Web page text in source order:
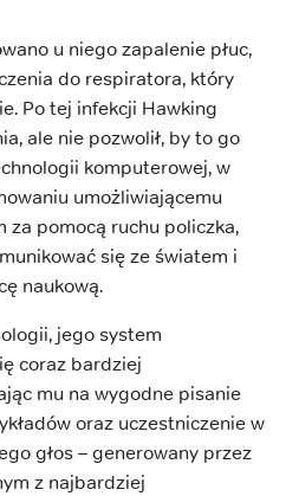
u niego zapalenie płuc,
do respiratora, który
Po tej infekcji Hawking
ale nie pozwolił, by to go
komputerowej, w
umożliwiającemu
za pomocą ruchu policzka,
się ze światem i
naukową.
jego system
coraz bardziej
mu na wygodne pisanie
oraz uczestniczenie w
głos – generowany przez
z najbardziej